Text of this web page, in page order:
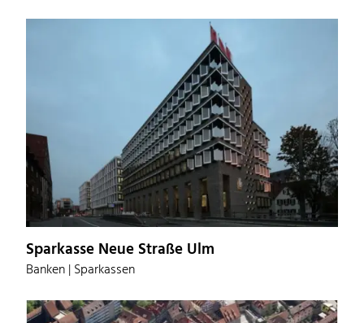
Sparkasse Neue Straße Ulm
Banken | Sparkassen